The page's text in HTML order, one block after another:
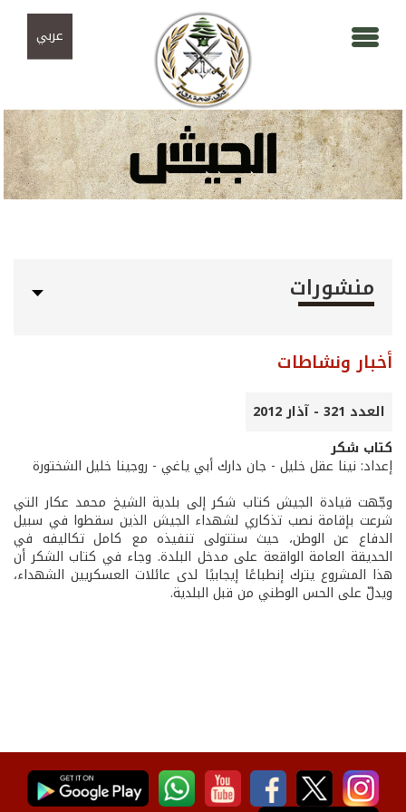
عربي
منشورات
أخبار ونشاطات
العدد 321 - آذار 2012
كتاب شكر
إعداد: نينا عقل خليل - جان دارك أبي ياغي - روجينا خليل الشختورة
وجّهت قيادة الجيش كتاب شكر إلى بلدية الشيخ محمد عكار التي
شرعت بإقامة نصب تذكاري لشهداء الجيش الذين سقطوا في سبيل
الدفاع عن الوطن، حيث ستتولى تنفيذه مع كامل تكاليفه في
الحديقة العامة الواقعة على مدخل البلدة. وجاء في كتاب الشكر أن
هذا المشروع يترك إنطباعًا إيجابيًا لدى عائلات العسكريين الشهداء،
ويدلّ على الحس الوطني من قبل البلدية.